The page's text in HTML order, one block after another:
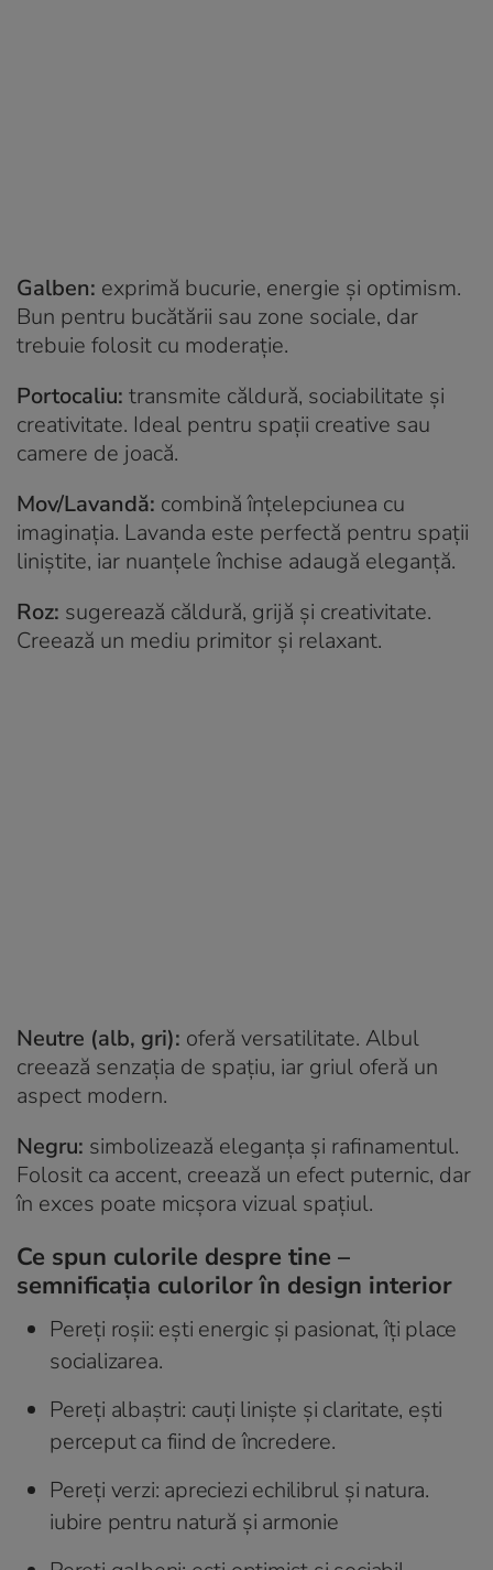
Galben: exprimă bucurie, energie și optimism.
Bun pentru bucătării sau zone sociale, dar
trebuie folosit cu moderație.
Portocaliu: transmite căldură, sociabilitate și
creativitate. Ideal pentru spații creative sau
camere de joacă.
Mov/Lavandă: combină înțelepciunea cu
imaginația. Lavanda este perfectă pentru spații
liniștite, iar nuanțele închise adaugă eleganță.
Roz: sugerează căldură, grijă și creativitate.
Creează un mediu primitor și relaxant.
Neutre (alb, gri): oferă versatilitate. Albul
creează senzația de spațiu, iar griul oferă un
aspect modern.
Negru: simbolizează eleganța și rafinamentul.
Folosit ca accent, creează un efect puternic, dar
în exces poate micșora vizual spațiul.
Ce spun culorile despre tine –
semnificația culorilor în design interior
Pereți roșii: ești energic și pasionat, îți place
socializarea.
Pereți albaștri: cauți liniște și claritate, ești
perceput ca fiind de încredere.
Pereți verzi: apreciezi echilibrul și natura.
iubire pentru natură și armonie